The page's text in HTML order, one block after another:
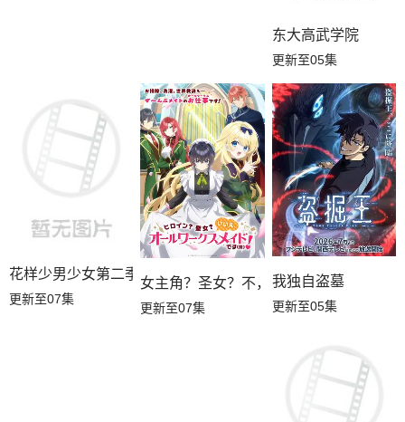
第05集
第04集 第03集 第02集
第01集
东大高武学院
更新至05集
花样少男少女第二季
更新至07集
女主角？圣女？不，我是杂役女仆（自豪
更新至07集
我独自盗墓
更新至05集